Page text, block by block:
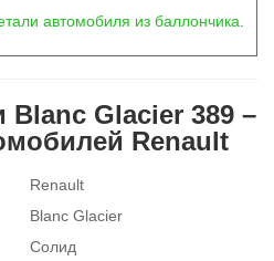
автомобиля из баллончика
Blanc Glacier 389 –
Renault
Renault
Blanc Glacier
Солид